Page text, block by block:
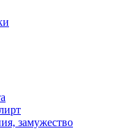
замужество